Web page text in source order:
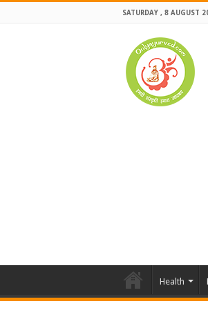
SATURDAY , 8 AUGUST
Health